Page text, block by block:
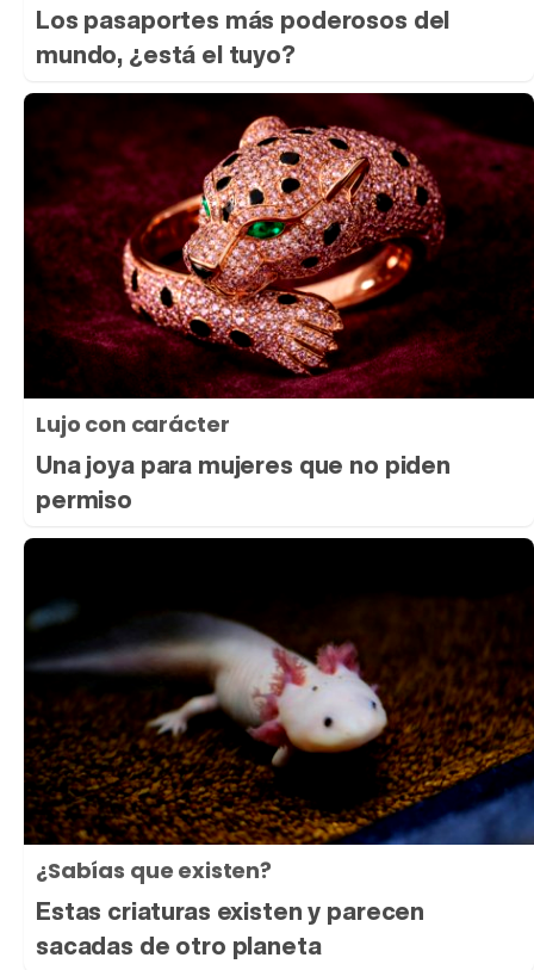
Los pasaportes más poderosos del
mundo, ¿está el tuyo?
Lujo con carácter
Una joya para mujeres que no piden
permiso
¿Sabías que existen?
Estas criaturas existen y parecen
sacadas de otro planeta